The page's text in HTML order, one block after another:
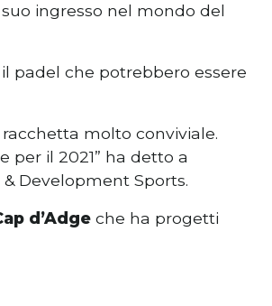
ingresso nel mondo del
padel che potrebbero essere
molto conviviale.
il 2021” ha detto a
Development Sports.
d’Adge che ha progetti